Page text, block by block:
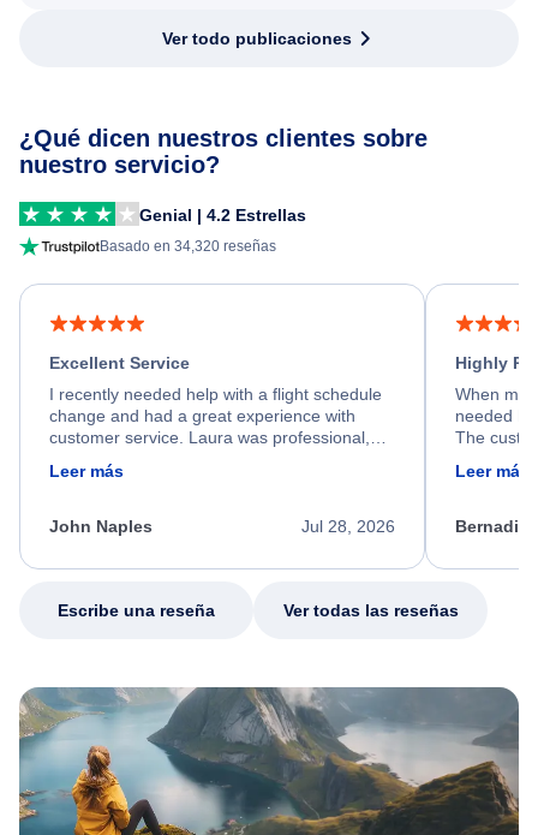
Ver todo publicaciones
¿Qué dicen nuestros clientes sobre
nuestro servicio?
Genial | 4.2 Estrellas
Basado en 34,320 reseñas
Excellent Service
I recently needed help with a flight schedule
change and had a great experience with
customer service. Laura was professional,
friendly, and very helpful throughout the
process. She quickly found a solution and
appreciate her excellent service.
Leer más
Jul 28, 2026
John Naples
Highly
When my
needed
The
calm,
my issue.
Leer más
Escribe una reseña Ver todas las reseñas